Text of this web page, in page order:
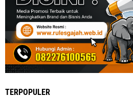
TERPOPULER